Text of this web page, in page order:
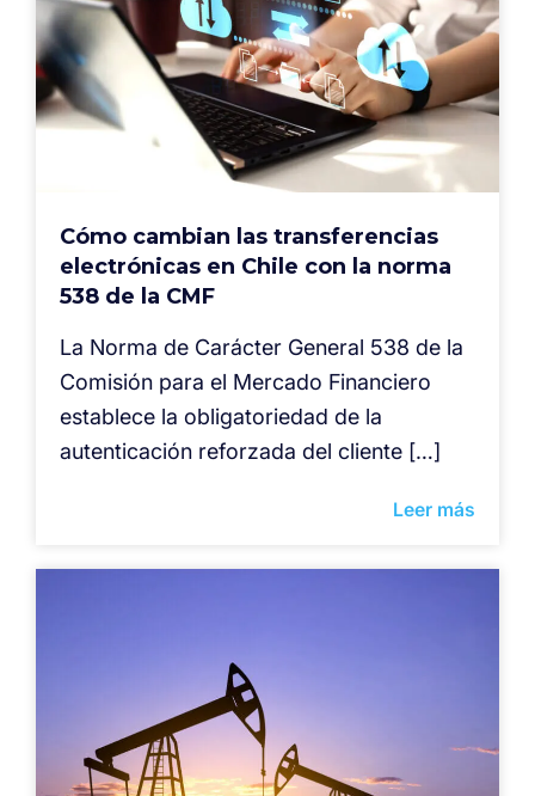
Cómo cambian las transferencias
electrónicas en Chile con la norma
538 de la CMF
La Norma de Carácter General 538 de la
Comisión para el Mercado Financiero
establece la obligatoriedad de la
autenticación reforzada del cliente […]
Leer más